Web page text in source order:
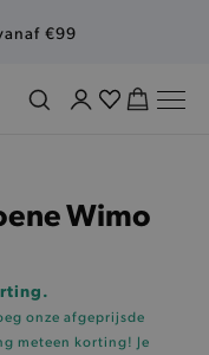
€99
Wimo
onze afgeprijsde
meteen korting! Je